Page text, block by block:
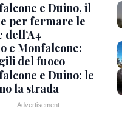
e Duino, il
per fermare le
e Monfalcone:
del fuoco
e Duino: le
la strada